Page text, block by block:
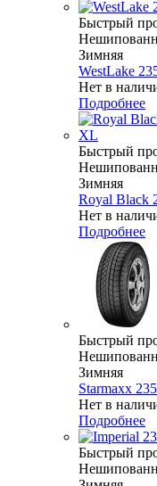
Быстрый
Зимняя
WestLake
Нет в
Подробнее
Быстрый
Зимняя
Royal Black
Нет в
Подробнее
Быстрый
Зимняя
Starmaxx
Нет в
Подробнее
Быстрый